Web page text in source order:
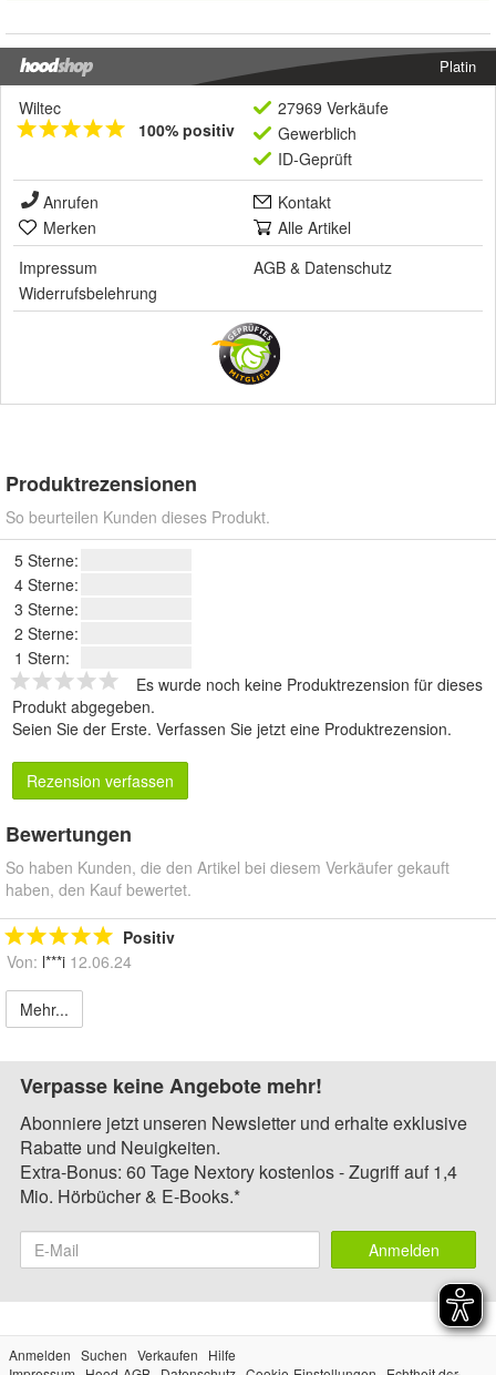
Platin
Wiltec
100% positiv
27969 Verkäufe
Gewerblich
ID-Geprüft
Anrufen
Kontakt
Merken
Alle Artikel
Impressum
AGB & Datenschutz
Widerrufsbelehrung
Produktrezensionen
So beurteilen Kunden dieses Produkt.
5 Sterne:
4 Sterne:
3 Sterne:
2 Sterne:
1 Stern:
Es wurde noch keine Produktrezension für dieses
Produkt abgegeben.
Seien Sie der Erste. Verfassen Sie jetzt eine Produktrezension.
Rezension verfassen
Bewertungen
So haben Kunden, die den Artikel bei diesem Verkäufer gekauft
haben, den Kauf bewertet.
Positiv
Von: l***i 12.06.24
Mehr...
Verpasse keine Angebote mehr!
Abonniere jetzt unseren Newsletter und erhalte exklusive
Rabatte und Neuigkeiten.
Extra-Bonus: 60 Tage Nextory kostenlos - Zugriff auf 1,4
Mio. Hörbücher & E-Books.*
Anmelden
Anmelden Suchen Verkaufen
Hilfe